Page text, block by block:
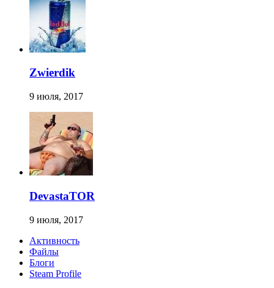
Zwierdik
9 июля, 2017
DevastaTOR
9 июля, 2017
Активность
Файлы
Блоги
Steam Profile